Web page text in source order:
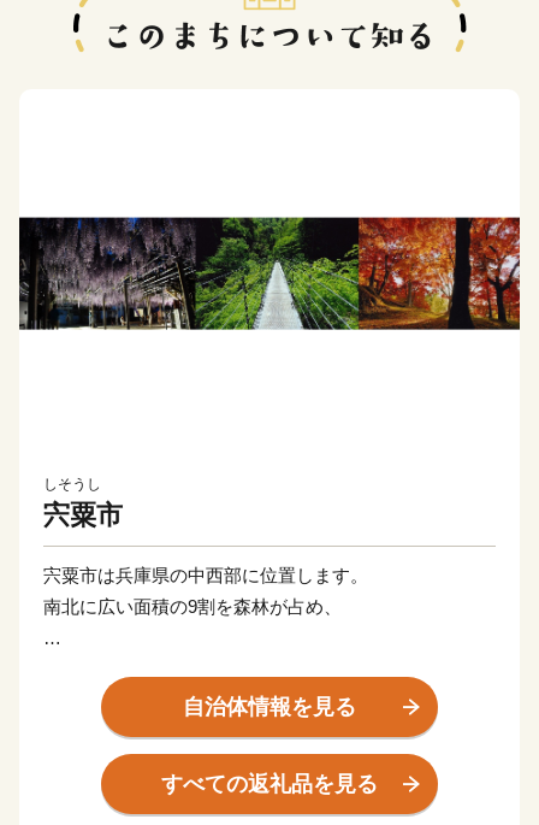
しそうし
宍粟市
宍粟市は兵庫県の中西部に位置します。
南北に広い面積の9割を森林が占め、
たしてきた 山崎町》
《特に古くから歴史・文化遺産を数多く有する 一宮
《平安時代には京都石清水八幡宮の荘園として組み入れ
自治体情報を見る
すべての返礼品を見る